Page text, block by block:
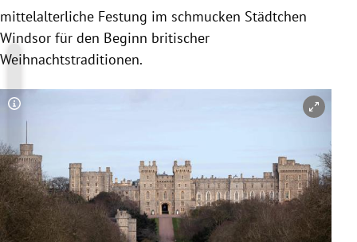
mittelalterliche Festung im schmucken Städtchen
Windsor für den Beginn britischer
Weihnachtstraditionen.
Copyright-Hinweis öffnen/schließen